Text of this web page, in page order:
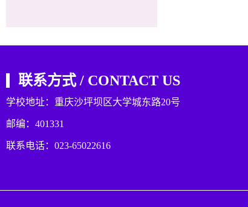
联系方式 / CONTACT US
学校地址：重庆沙坪坝区大学城东路20号
邮编：401331
联系电话：023-65022616